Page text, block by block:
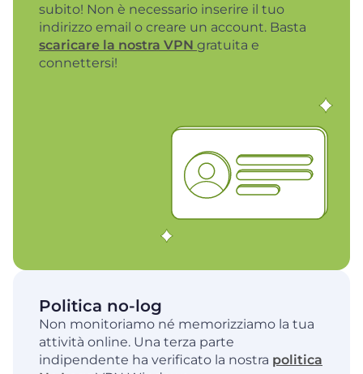
subito! Non è necessario inserire il tuo
indirizzo email o creare un account. Basta
scaricare la nostra VPN gratuita e
connettersi!
Politica no-log
Non monitoriamo né memorizziamo la tua
attività online. Una terza parte
indipendente ha verificato la nostra politica